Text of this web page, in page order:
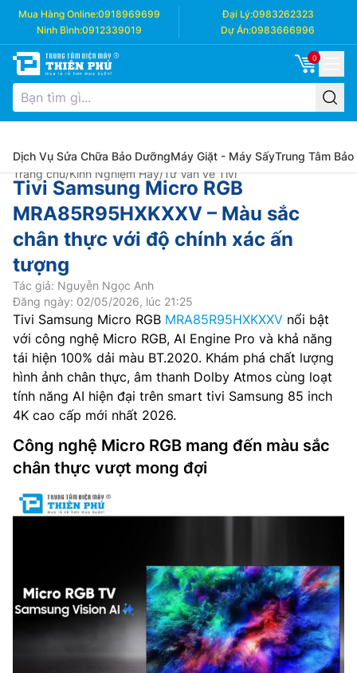
Mua Hàng Online:0918969699 Đại Lý:0983262323
Ninh Bình:0912339019 Dự Án:0983666996
0
Dịch Vụ Sửa Chữa Bảo DưỡngMáy Giặt - Máy SấyTrung Tâm Bảo
Trang chủ/Kinh Nghiệm Hay/Tư Vấn về Tivi
Tivi Samsung Micro RGB
MRA85R95HXKXXV – Màu sắc
chân thực với độ chính xác ấn
tượng
Tác giả: Nguyễn Ngọc Anh
Đăng ngày: 02/05/2026, lúc 21:25
Tivi Samsung Micro RGB MRA85R95HXKXXV nổi bật
với công nghệ Micro RGB, AI Engine Pro và khả năng
tái hiện 100% dải màu BT.2020. Khám phá chất lượng
hình ảnh chân thực, âm thanh Dolby Atmos cùng loạt
tính năng AI hiện đại trên smart tivi Samsung 85 inch
4K cao cấp mới nhất 2026.
Công nghệ Micro RGB mang đến màu sắc
chân thực vượt mong đợi